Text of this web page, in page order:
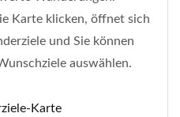
Karte klicken, öffnet sich
und Sie können
auswählen.